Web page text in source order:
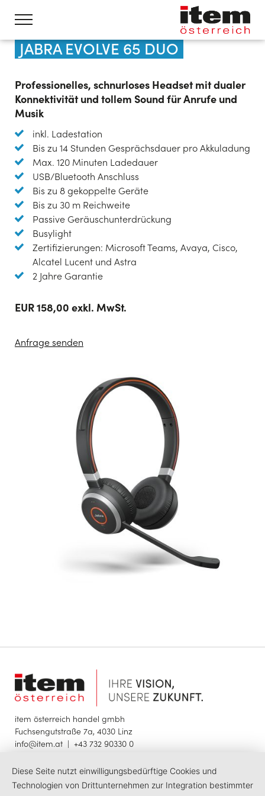
JABRA EVOLVE 65 DUO
Professionelles, schnurloses Headset mit dualer
Konnektivität und tollem Sound für Anrufe und
Musik
inkl. Ladestation
Bis zu 14 Stunden Gesprächsdauer pro Akkuladung
Max. 120 Minuten Ladedauer
USB/Bluetooth Anschluss
Bis zu 8 gekoppelte Geräte
Bis zu 30 m Reichweite
Passive Geräuschunterdrückung
Busylight
Zertifizierungen: Microsoft Teams, Avaya, Cisco,
Alcatel Lucent und Astra
2 Jahre Garantie
EUR 158,00 exkl. MwSt.
Anfrage senden
item österreich handel gmbh
Fuchsengutstraße 7a, 4030 Linz
info@item.at | +43 732 90330 0
© 2025 item österreich handel gmbh
Impressum
Datenschutzerklärung Barrierefreiheit
Diese Seite nutzt einwilligungsbedürftige Cookies und
Technologien von Drittunternehmen zur Integration bestimmter